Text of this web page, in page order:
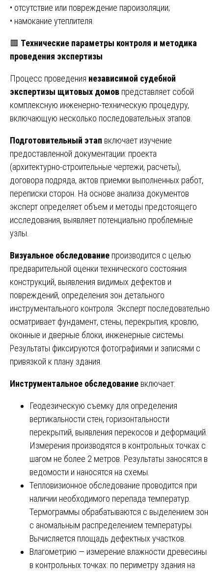
• отсутствие или повреждение пароизоляции;
• намокание утеплителя.
🟥 Технические параметры контроля и методика
проведения экспертизы
Процесс проведения независимой судебной
экспертизы щитовых домов представляет собой
комплексную инженерно-техническую процедуру,
включающую несколько последовательных этапов.
Подготовительный этап включает изучение
предоставленной документации: проекта
(архитектурно-строительные чертежи, расчеты),
договора подряда, актов приемки выполненных работ,
переписки сторон. На основе анализа документов
эксперт определяет объем и методы предстоящего
исследования, выявляет потенциально проблемные
узлы.
Визуальное обследование производится с целью
предварительной оценки технического состояния
конструкций, выявления видимых дефектов и
повреждений, определения зон детального
инструментального контроля. Эксперт последовательно
осматривает фундамент, стены, перекрытия, кровлю,
оконные и дверные блоки, инженерные системы.
Результаты фиксируются фотографиями и записями с
привязкой к плану здания.
Инструментальное обследование включает:
Геодезическую съемку для определения
вертикальности стен, горизонтальности
перекрытий, выявления перекосов и деформаций.
Измерения производятся в контрольных точках с
шагом не более 2 метров. Результаты заносятся в
ведомости и наносятся на схемы.
Тепловизионное обследование проводится при
наличии необходимого перепада температур.
Термограммы обрабатываются с выделением зон
с аномальным распределением температуры.
Вычисляется площадь дефектных участков.
Влагометрию — измерение влажности древесины
в контрольных точках: по периметру здания на